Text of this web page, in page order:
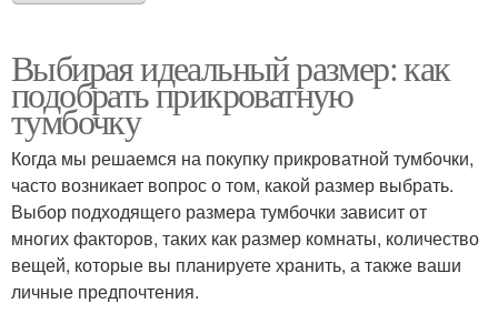
Выбирая идеальный размер: как
подобрать прикроватную
тумбочку
Когда мы решаемся на покупку прикроватной тумбочки,
часто возникает вопрос о том, какой размер выбрать.
Выбор подходящего размера тумбочки зависит от
многих факторов, таких как размер комнаты, количество
вещей, которые вы планируете хранить, а также ваши
личные предпочтения.